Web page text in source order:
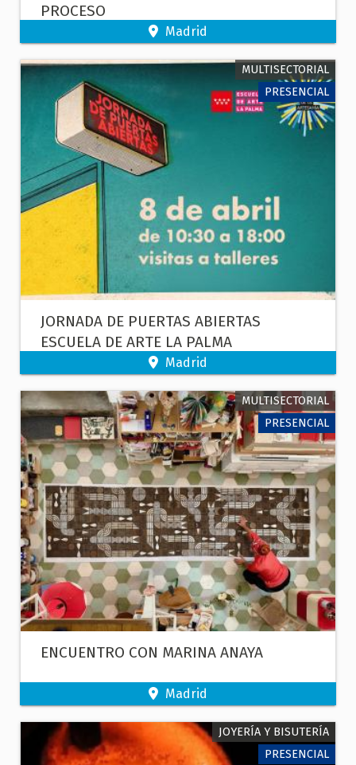
PROCESO
Madrid
MULTISECTORIAL
PRESENCIAL
JORNADA DE PUERTAS ABIERTAS
ESCUELA DE ARTE LA PALMA
Madrid
MULTISECTORIAL
PRESENCIAL
ENCUENTRO CON MARINA ANAYA
Madrid
JOYERÍA Y BISUTERÍA
PRESENCIAL